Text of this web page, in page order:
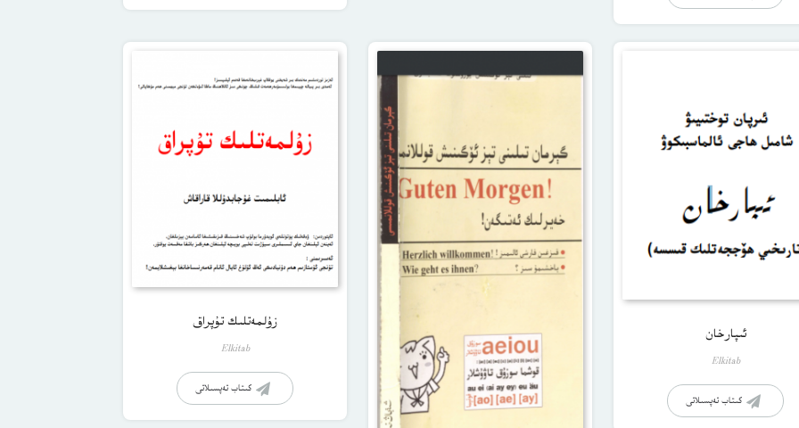
ئىپارخان
Elkitab
كىتاب تەپسىلاتى
زۇلمەتلىك تۇپراق
Elkitab
كىتاب تەپسىلاتى